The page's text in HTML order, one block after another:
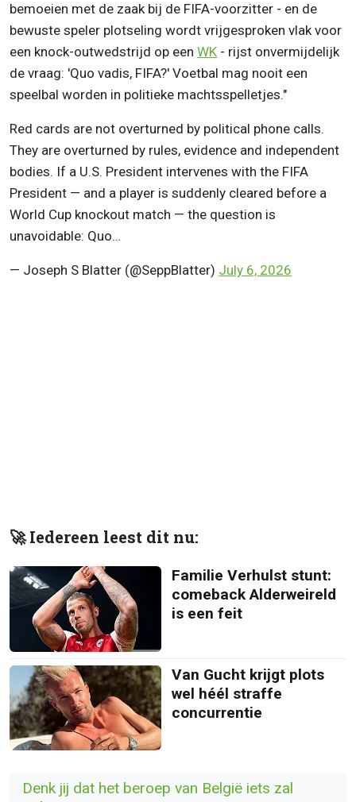
bemoeien met de zaak bij de FIFA-voorzitter - en de
bewuste speler plotseling wordt vrijgesproken vlak voor
een knock-outwedstrijd op een WK - rijst onvermijdelijk
de vraag: 'Quo vadis, FIFA?' Voetbal mag nooit een
speelbal worden in politieke machtsspelletjes."
Red cards are not overturned by political phone calls.
They are overturned by rules, evidence and independent
bodies. If a U.S. President intervenes with the FIFA
President — and a player is suddenly cleared before a
World Cup knockout match — the question is
unavoidable: Quo…
— Joseph S Blatter (@SeppBlatter) July 6, 2026
🚀 Iedereen leest dit nu:
Familie Verhulst stunt:
comeback Alderweireld
is een feit
Van Gucht krijgt plots
wel héél straffe
concurrentie
Denk jij dat het beroep van België iets zal